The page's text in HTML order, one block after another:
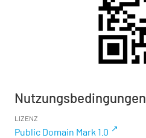
Nutzungsbedingungen
LIZENZ
Public Domain Mark 1.0